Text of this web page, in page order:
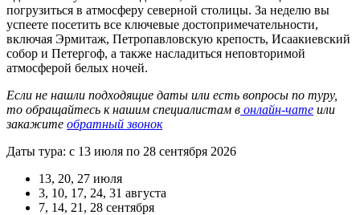
погрузиться в атмосферу северной столицы. За неделю вы
успеете посетить все ключевые достопримечательности,
включая Эрмитаж, Петропавловскую крепость, Исаакиевский
собор и Петергоф, а также насладиться неповторимой
атмосферой белых ночей.
Если не нашли подходящие даты или есть вопросы по туру,
то обращайтесь к нашим специалистам в онлайн-чате или
закажите обратный звонок
Даты тура: с 13 июля по 28 сентября 2026
13, 20, 27 июля
3, 10, 17, 24, 31 августа
7, 14, 21, 28 сентября